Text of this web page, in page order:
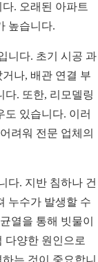
. 오래된 아파트
높습니다.
니다. 초기 시공 과
나, 배관 연결 부
다. 또한, 리모델링
도 있습니다. 이러
려워 전문 업체의
다. 지반 침하나 건
누수가 발생할 수
열을 통해 빗물이
다양한 원인으로